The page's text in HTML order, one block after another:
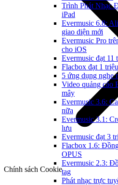
Trình Phát Nhạc
iPad
Evermusic 6.8:
giao diện mới
Evermusic Pro
cho iOS
Evermusic đạt 11
Flacbox đạt 1
5 ứng dụng nghe
Video quảng cáo
mây
Evermusic 3.6:
nữa
Evermusic 3.1:
lưu
Evermusic đạt 3
Flacbox 1.6:
OPUS
Evermusic 2.3:
tag
Phát nhạc trực
Chính sách Cookie